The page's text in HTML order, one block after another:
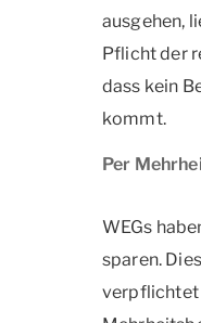
ausgehen,
Pflicht der
dass kein
kommt.
Per
WEGs
sparen.
verpflichtet